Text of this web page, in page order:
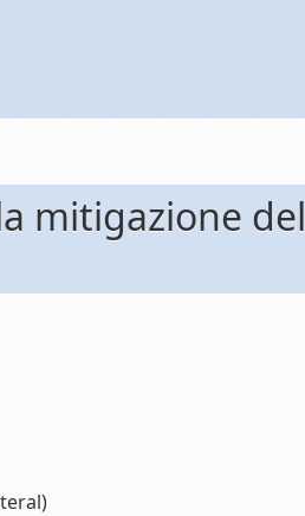
mitigazione del